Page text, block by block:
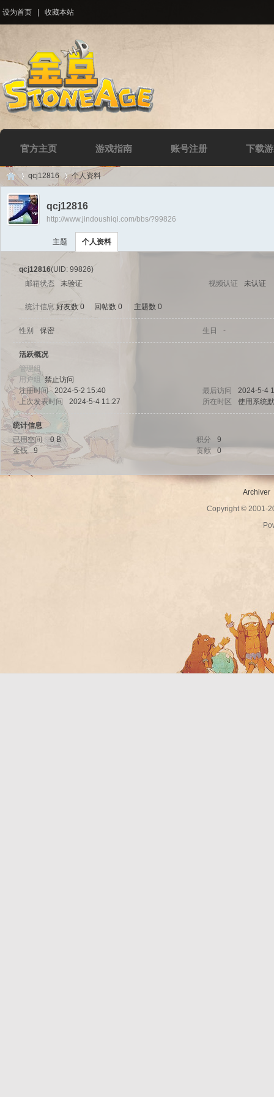
设为首页 收藏本站
官方主页 游戏指南 账号注册 下载
Di
uz!
›
qcj12816 个人资料
qcj12816
http://www.jindoushiqi.com/bbs/?99826
主题 个人资料
qcj12816(UID: 99826)
邮箱状态
未验证 视频认证 未认证
统计信息 好友数 0 回帖数 0 主题数 0
性别 保密 生日 -
活跃概况
管理组
用户组禁止访问
注册时间
2024-5-2 15:40 最后访问
2024-5-4
上次发表时间
2024-5-4 11:27 所在时区 使用系统
统计信息
已用空间
0 B 积分
9
金钱
9 贡献 0
Archiver
Copyright © 2001-